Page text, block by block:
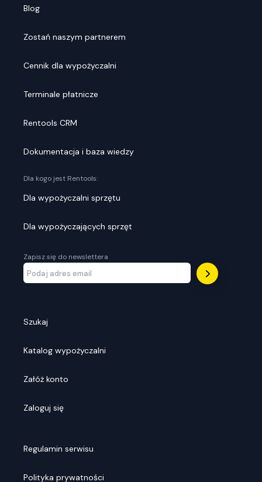
Blog
Zostań naszym partnerem
Cennik dla wypożyczalni
Terminale płatnicze
Rentools CRM
Dokumentacja i baza wiedzy
Dla kogo jest Rentools:
Dla wypożyczalni sprzętu
Dla wypożyczających sprzęt
Zapisz się do newslettera
Szukaj
Katalog wypożyczalni
Załóż konto
Zaloguj się
Regulamin serwisu
Polityka prywatności